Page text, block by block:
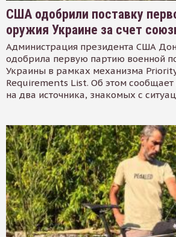
США одобрили поставку
оружия Украине за счет
Администрация президента США
одобрила первую партию военной
Украины в рамках механизма
Requirements List. Об этом
на два источника, знакомых с